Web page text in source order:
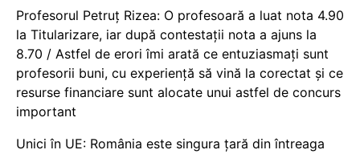
Profesorul Petruț Rizea: O profesoară a luat nota 4.90
la Titularizare, iar după contestații nota a ajuns la
8.70 / Astfel de erori îmi arată ce entuziasmați sunt
profesorii buni, cu experiență să vină la corectat și ce
resurse financiare sunt alocate unui astfel de concurs
important
Unici în UE: România este singura țară din întreaga